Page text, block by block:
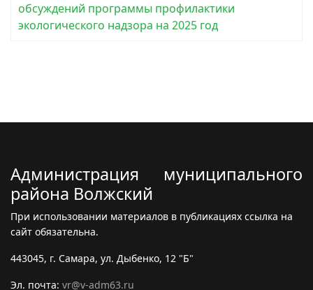
обсуждений программы профилактики
экологического надзора на 2025 год
Администрация муниципального
района Волжский
При использовании материалов в публикациях ссылка на
сайт обязательна.
443045, г. Самара, ул. Дыбенко, 12 "Б"
Эл. почта: vr@v-adm63.ru